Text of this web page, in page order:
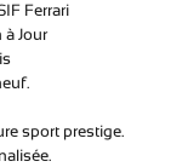
Ferrari
à Jour
sport prestige.